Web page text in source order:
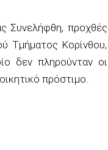
Συνελήφθη, προχθές
Τμήματος Κορίνθου,
δεν πληρούνταν οι
πρόστιμο.